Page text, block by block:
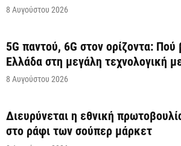
8 Αυγούστου 2026
5G παντού, 6G στον ορίζοντα: Πού
Ελλάδα στη μεγάλη τεχνολογική
8 Αυγούστου 2026
Διευρύνεται η εθνική
στο ράφι των σούπερ μάρκετ